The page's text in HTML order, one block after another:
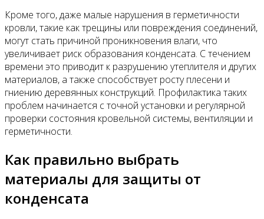
Кроме того, даже малые нарушения в герметичности
кровли, такие как трещины или повреждения соединений,
могут стать причиной проникновения влаги, что
увеличивает риск образования конденсата. С течением
времени это приводит к разрушению утеплителя и других
материалов, а также способствует росту плесени и
гниению деревянных конструкций. Профилактика таких
проблем начинается с точной установки и регулярной
проверки состояния кровельной системы, вентиляции и
герметичности.
Как правильно выбрать
материалы для защиты от
конденсата